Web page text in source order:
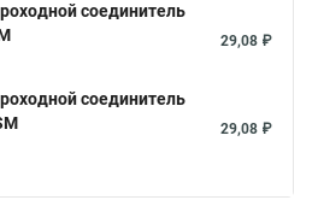
соединитель
29,08 ₽
соединитель
29,08 ₽